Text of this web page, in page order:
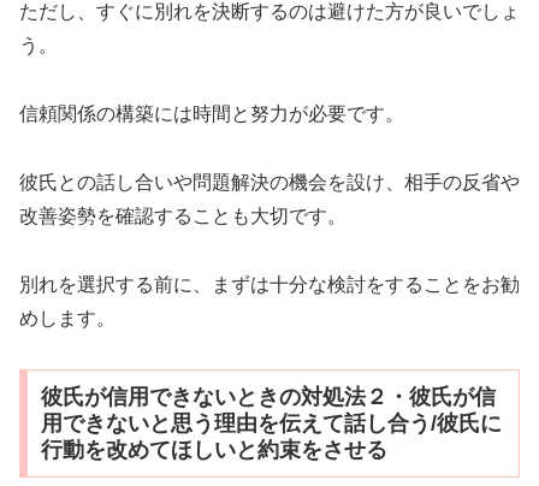
ただし、すぐに別れを決断するのは避けた方が良いでしょ
う。
信頼関係の構築には時間と努力が必要です。
彼氏との話し合いや問題解決の機会を設け、相手の反省や
改善姿勢を確認することも大切です。
別れを選択する前に、まずは十分な検討をすることをお勧
めします。
彼氏が信用できないときの対処法２・彼氏が信
用できないと思う理由を伝えて話し合う/彼氏に
行動を改めてほしいと約束をさせる